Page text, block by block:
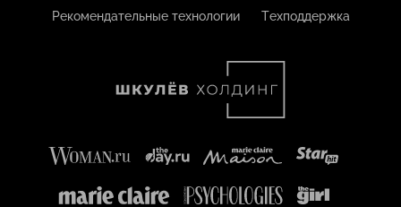
Рекомендательные технологии
Техподдержка